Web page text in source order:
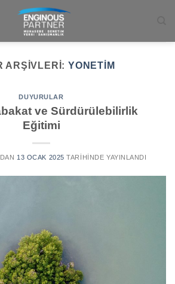
ARŞIVLERI: YONETIM
DUYURULAR
ve Sürdürülebilirlik
Eğitimi
13 OCAK 2025 TARIHINDE YAYINLANDI